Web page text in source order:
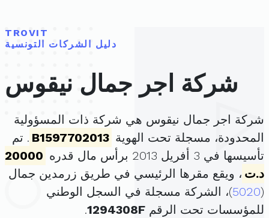
TROVIT
دليل الشركات التونسية
شركة اجر جمال نيقوس
شركة اجر جمال نيقوس هي شركة ذات المسؤولية
المحدودة، مسجلة تحت الهوية B1597702013 . تم
تأسيسها في 3 أفريل 2013 برأس مال قدره
20000
د.ت ، ويقع مقرها الرئيسي في طريق زرمدين جمال
(
5020)، الشركة مسجلة في السجل الوطني
للمؤسسات تحت الرقم 1294308F
.